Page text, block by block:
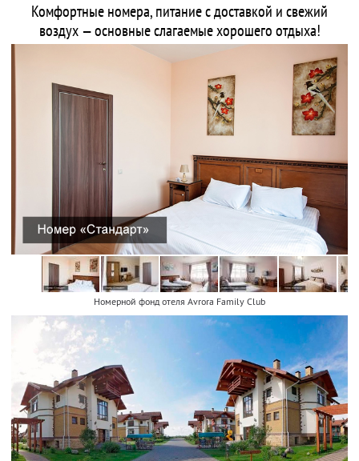
Комфортные номера, питание с доставкой и свежий
воздух — основные слагаемые хорошего отдыха!
Номерной фонд отеля Avrora Family Club